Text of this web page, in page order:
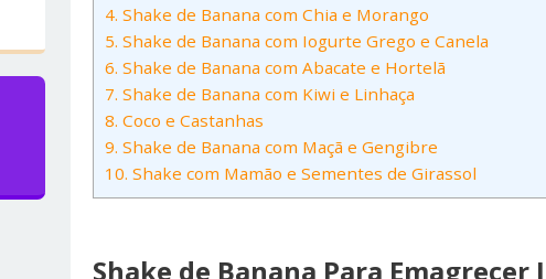
4. Shake de Banana com Chia e Morango
5. Shake de Banana com Iogurte Grego e Canela
6. Shake de Banana com Abacate e Hortelã
7. Shake de Banana com Kiwi e Linhaça
8. Coco e Castanhas
9. Shake de Banana com Maçã e Gengibre
10. Shake com Mamão e Sementes de Girassol
Shake de Banana Para